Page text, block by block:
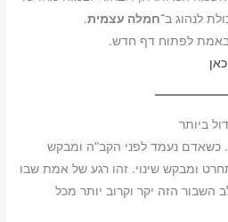
לנהוג ב־חמלה עצמית.
לפתוח דף חדש.
ביותר
כשאדם נעמד לפני הקב”ה ומבקש
ומבקש שינוי. זהו רגע של אמת שבו
הזה יקר וקרוב יותר מכל